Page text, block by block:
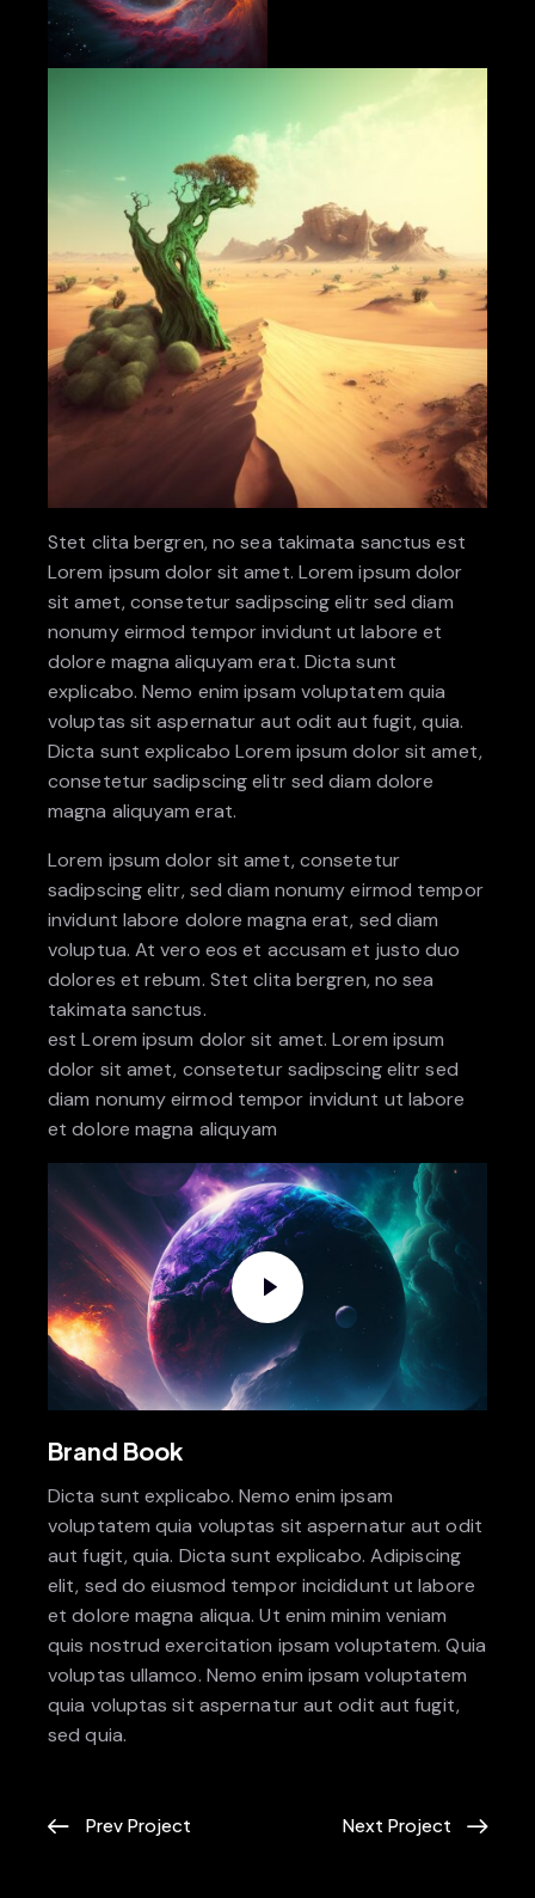
Stet clita bergren, no sea takimata sanctus est
Lorem ipsum dolor sit amet. Lorem ipsum dolor
sit amet, consetetur sadipscing elitr sed diam
nonumy eirmod tempor invidunt ut labore et
dolore magna aliquyam erat. Dicta sunt
explicabo. Nemo enim ipsam voluptatem quia
voluptas sit aspernatur aut odit aut fugit, quia.
Dicta sunt explicabo Lorem ipsum dolor sit amet,
consetetur sadipscing elitr sed diam dolore
magna aliquyam erat.
Lorem ipsum dolor sit amet, consetetur
sadipscing elitr, sed diam nonumy eirmod tempor
invidunt labore dolore magna erat, sed diam
voluptua. At vero eos et accusam et justo duo
dolores et rebum. Stet clita bergren, no sea
takimata sanctus.
est Lorem ipsum dolor sit amet. Lorem ipsum
dolor sit amet, consetetur sadipscing elitr sed
diam nonumy eirmod tempor invidunt ut labore
et dolore magna aliquyam
Brand Book
Dicta sunt explicabo. Nemo enim ipsam
voluptatem quia voluptas sit aspernatur aut odit
aut fugit, quia. Dicta sunt explicabo. Adipiscing
elit, sed do eiusmod tempor incididunt ut labore
et dolore magna aliqua. Ut enim minim veniam
quis nostrud exercitation ipsam voluptatem. Quia
voluptas ullamco. Nemo enim ipsam voluptatem
quia voluptas sit aspernatur aut odit aut fugit,
sed quia.
Prev Project Next Project